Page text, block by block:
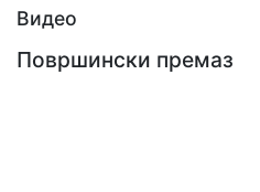
Видео
Површински премаз